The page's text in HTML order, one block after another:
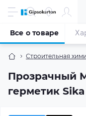
Строительная
Прозрачный
герметик
Все о товаре